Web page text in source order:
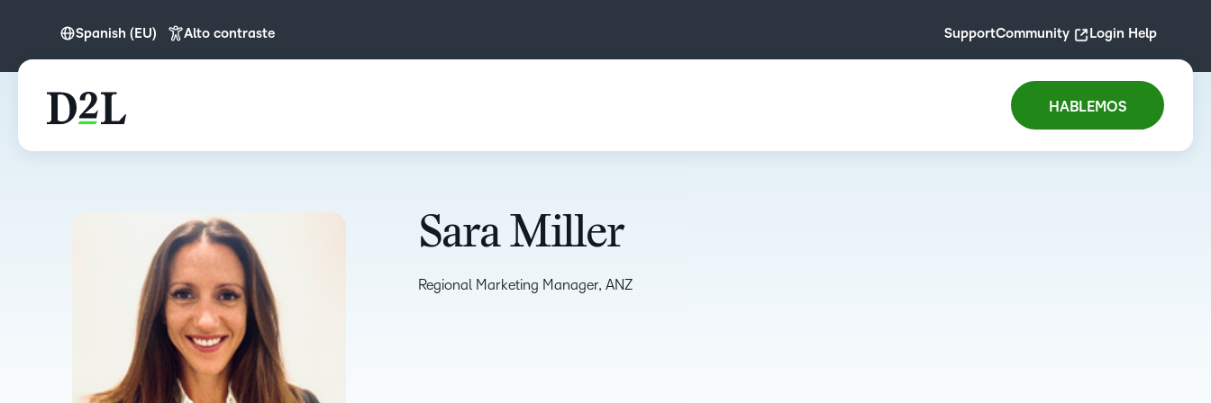
Spanish (EU)
English (APAC)
Alto contraste SupportCommunity Login Help
HABLEMOS
Sara Miller
Regional Marketing Manager, ANZ